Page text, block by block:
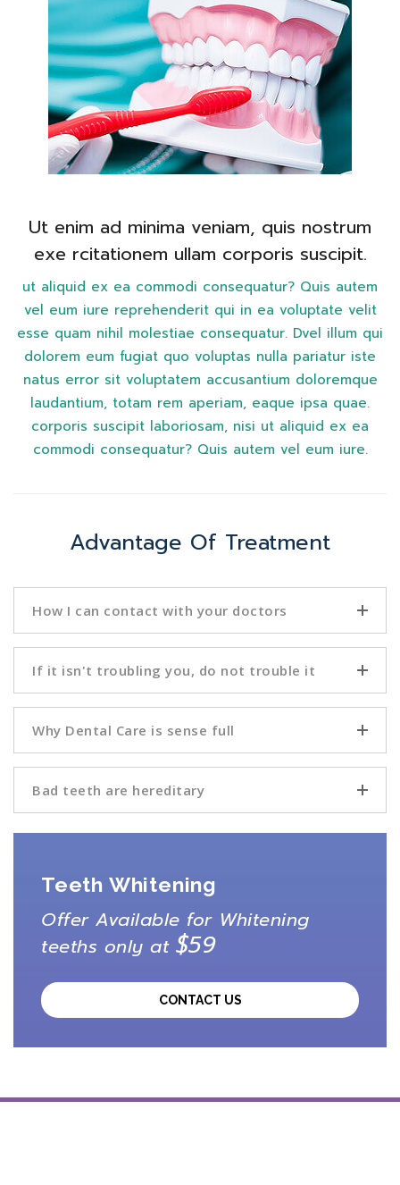
Ut enim ad minima veniam, quis nostrum
exe rcitationem ullam corporis suscipit.
ut aliquid ex ea commodi consequatur? Quis autem
vel eum iure reprehenderit qui in ea voluptate velit
esse quam nihil molestiae consequatur. Dvel illum qui
dolorem eum fugiat quo voluptas nulla pariatur iste
natus error sit voluptatem accusantium doloremque
laudantium, totam rem aperiam, eaque ipsa quae.
corporis suscipit laboriosam, nisi ut aliquid ex ea
commodi consequatur? Quis autem vel eum iure.
Advantage Of Treatment
How I can contact with your doctors
If it isn't troubling you, do not trouble it
Why Dental Care is sense full
Bad teeth are hereditary
Teeth Whitening
Offer Available for Whitening
teeths only at $59
CONTACT US